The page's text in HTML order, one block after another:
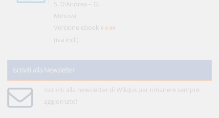
S. D'Andrea – D.
Minussi
Versione ebook € 6,99
(iva incl.)
Iscriviti alla Newsletter
Iscriviti alla newsletter di WikiJus per rimanere sempre
aggiornato!